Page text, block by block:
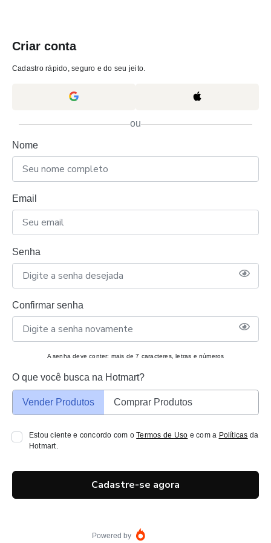
Criar conta
Cadastro rápido, seguro e do seu jeito.
ou
Nome
Email
Senha
Confirmar senha
A senha deve conter: mais de 7 caracteres, letras e números
O que você busca na Hotmart?
Vender Produtos Comprar Produtos
Estou ciente e concordo com oTermos de Uso e com a Políticas da
Hotmart.
Cadastre-se agora
Powered by